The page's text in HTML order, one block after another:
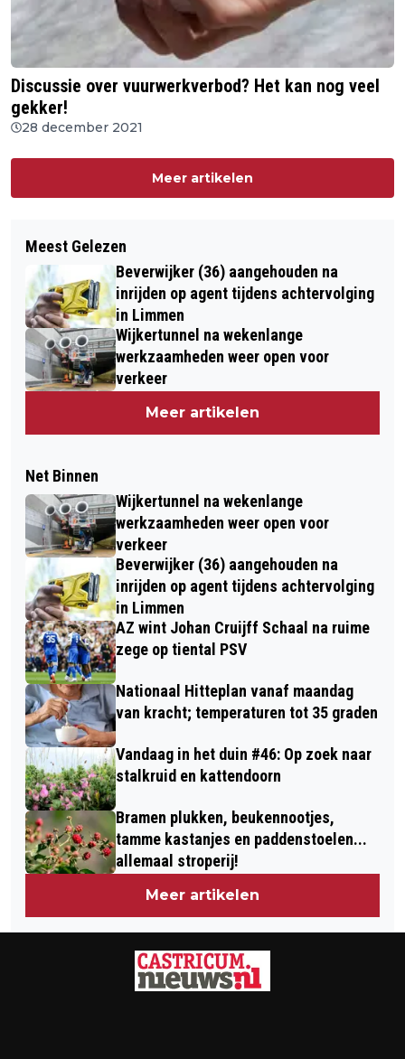
Discussie over vuurwerkverbod? Het kan nog veel
gekker!
28 december 2021
Meer artikelen
Meest Gelezen
Beverwijker (36) aangehouden na
inrijden op agent tijdens achtervolging
in Limmen
Wijkertunnel na wekenlange
werkzaamheden weer open voor
verkeer
Meer artikelen
Net Binnen
Wijkertunnel na wekenlange
werkzaamheden weer open voor
verkeer
Beverwijker (36) aangehouden na
inrijden op agent tijdens achtervolging
in Limmen
AZ wint Johan Cruijff Schaal na ruime
zege op tiental PSV
Nationaal Hitteplan vanaf maandag
van kracht; temperaturen tot 35 graden
Vandaag in het duin #46: Op zoek naar
stalkruid en kattendoorn
Bramen plukken, beukennootjes,
tamme kastanjes en paddenstoelen...
allemaal stroperij!
Meer artikelen